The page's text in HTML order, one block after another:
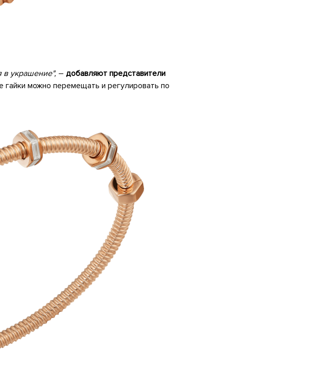
в украшение", – добавляют представители
можно перемещать и регулировать по